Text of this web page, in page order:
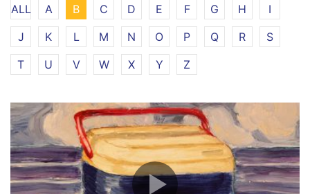
ALL A B C D E F G H
I
J
K L M N O P Q R
S
T
U V W X Y Z